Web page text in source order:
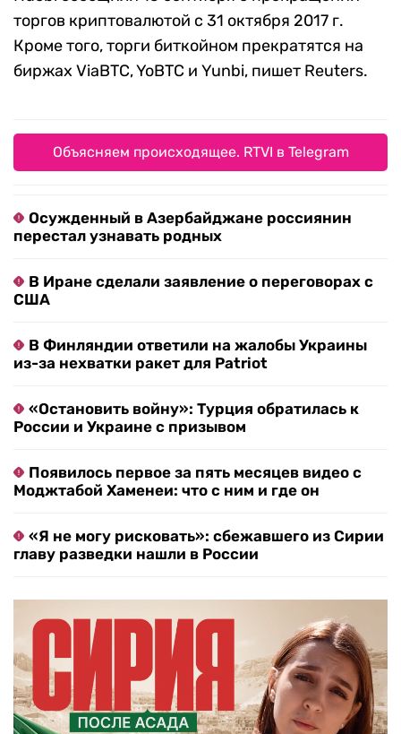
торгов криптовалютой с 31 октября 2017 г.
Кроме того, торги биткойном прекратятся на
биржах ViaBTC, YoBTC и Yunbi, пишет Reuters.
Объясняем происходящее. RTVI в Telegram
Осужденный в Азербайджане россиянин
перестал узнавать родных
В Иране сделали заявление о переговорах с
США
В Финляндии ответили на жалобы Украины
из-за нехватки ракет для Patriot
«Остановить войну»: Турция обратилась к
России и Украине с призывом
Появилось первое за пять месяцев видео с
Моджтабой Хаменеи: что с ним и где он
«Я не могу рисковать»: сбежавшего из Сирии
главу разведки нашли в России